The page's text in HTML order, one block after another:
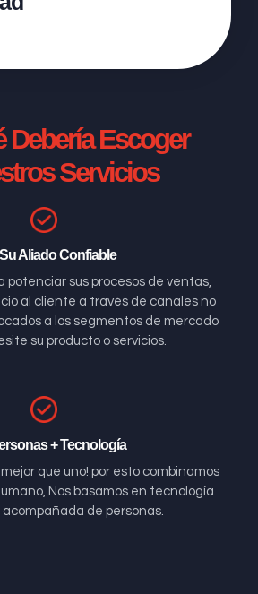
Debería Escoger
Servicios
Su Aliado Confiable
potenciar sus procesos de ventas,
al cliente a través de canales no
a los segmentos de mercado
su producto o servicios.
+ Tecnología
que uno! por esto combinamos
Nos basamos en tecnología
de personas.